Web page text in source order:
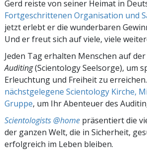
Gerd reiste von seiner Heimat in
Fortgeschrittenen Organisation und
jetzt erlebt er die wunderbaren
Und er freut sich auf viele, viele
Jeden Tag erhalten Menschen auf
Auditing(Scientology Seelsorge), um
Erleuchtung und Freiheit zu erreichen.
nächstgelegene Scientology Kirche,
Gruppe, um Ihr Abenteuer des
Scientologists @home präsentiert die
der ganzen Welt, die in Sicherheit,
erfolgreich im Leben bleiben.